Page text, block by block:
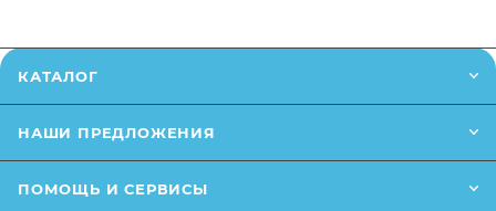
от описания и изображения, размещенного на
изменения в дизайне или упаковке и т.д., не
товара), при этом основные потребительские
КАТАЛОГ
НАШИ ПРЕДЛОЖЕНИЯ
ПОМОЩЬ И СЕРВИСЫ